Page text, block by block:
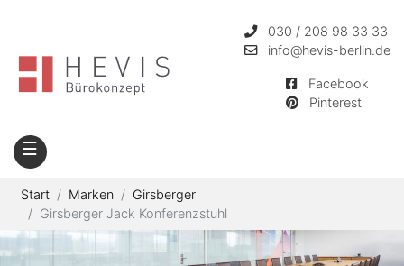
030 / 208 98 33 33
info@hevis-berlin.de
Facebook
Pinterest
☰
Start Marken
Girsberger
Girsberger Jack Konferenzstuhl